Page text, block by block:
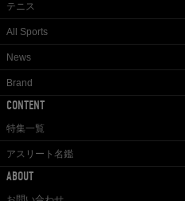
テニス
All Sports
News
Brand
CONTENT
特集一覧
アスリート名鑑
ABOUT